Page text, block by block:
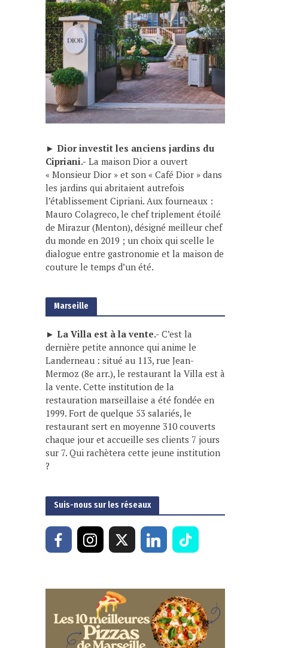
► Dior investit les anciens jardins du
Cipriani.- La maison Dior a ouvert
« Monsieur Dior » et son « Café Dior » dans
les jardins qui abritaient autrefois
l’établissement Cipriani. Aux fourneaux :
Mauro Colagreco, le chef triplement étoilé
de Mirazur (Menton), désigné meilleur chef
du monde en 2019 ; un choix qui scelle le
dialogue entre gastronomie et la maison de
couture le temps d’un été.
Marseille
► La Villa est à la vente.- C’est la
dernière petite annonce qui anime le
Landerneau : situé au 113, rue Jean-
Mermoz (8e arr.), le restaurant la Villa est à
la vente. Cette institution de la
restauration marseillaise a été fondée en
1999. Fort de quelque 53 salariés, le
restaurant sert en moyenne 310 couverts
chaque jour et accueille ses clients 7 jours
sur 7. Qui rachètera cette jeune institution
?
Suis-nous sur les réseaux